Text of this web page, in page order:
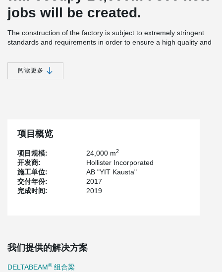
jobs will be created.
The construction of the factory is subject to extremely stringent
standards and requirements in order to ensure a high quality and
with production facilities, but also with warehouses, technical and
administrative facilities.
阅读更多
项目概览
项目规模: 24,000 m2
开发商:
Hollister Incorporated
施工单位:
AB "YIT Kausta"
交付年份:
2017
完成时间:
2019
我们提供的解决方案
DELTABEAM® 组合梁